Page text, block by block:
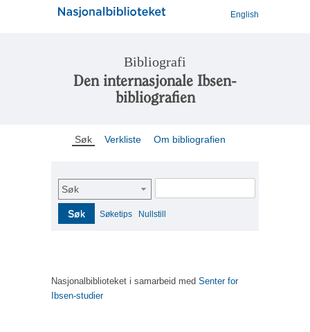
English
Bibliografi
Den internasjonale Ibsen-
bibliografien
Søk Verkliste Om bibliografien
Søk
Søk Søketips Nullstill
Nasjonalbiblioteket i samarbeid med Senter for
Ibsen-studier